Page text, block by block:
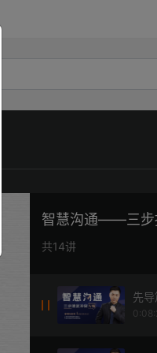
智慧沟通——三步
共14讲
先导